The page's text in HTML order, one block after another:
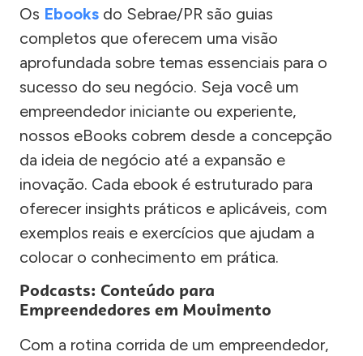
Os Ebooks do Sebrae/PR são guias
completos que oferecem uma visão
aprofundada sobre temas essenciais para o
sucesso do seu negócio. Seja você um
empreendedor iniciante ou experiente,
nossos eBooks cobrem desde a concepção
da ideia de negócio até a expansão e
inovação. Cada ebook é estruturado para
oferecer insights práticos e aplicáveis, com
exemplos reais e exercícios que ajudam a
colocar o conhecimento em prática.
Podcasts: Conteúdo para
Empreendedores em Movimento
Com a rotina corrida de um empreendedor,